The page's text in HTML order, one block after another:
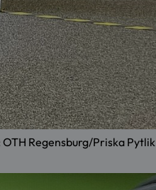
Regensburg/Priska Pytlik